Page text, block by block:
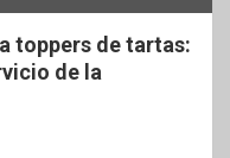
toppers de tartas:
de la